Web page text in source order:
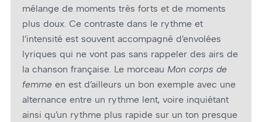
mélange de moments très forts et de moments
plus doux. Ce contraste dans le rythme et
l’intensité est souvent accompagné d’envolées
lyriques qui ne vont pas sans rappeler des airs de
la chanson française. Le morceau Mon corps de
femme en est d’ailleurs un bon exemple avec une
alternance entre un rythme lent, voire inquiétant
ainsi qu’un rythme plus rapide sur un ton presque